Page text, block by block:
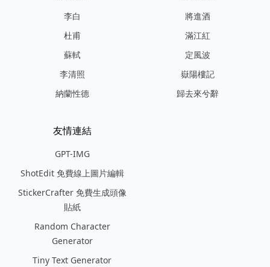
李白
杜甫
蘇軾
李清照
納蘭性德
將進酒
滿江紅
定風波
嶽陽樓記
歸去來兮辭
友情連結
GPT-IMG
ShotEdit 免費線上圖片編輯
StickerCrafter 免費生成頭像
貼紙
Random Character
Generator
Tiny Text Generator